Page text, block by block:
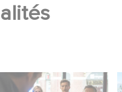
nouvelle comédie